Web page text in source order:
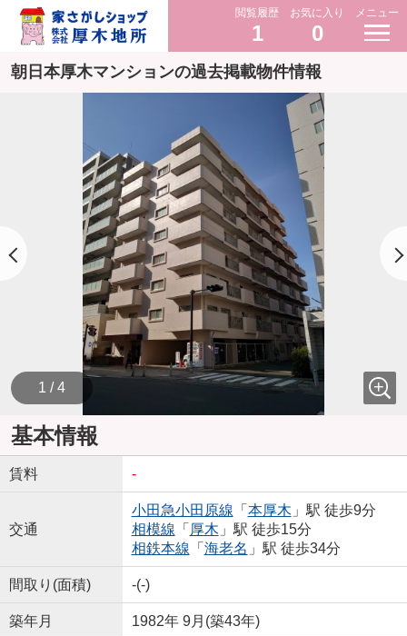
閲覧履歴
1
お気に入り
0
メニュー
朝日本厚木マンションの過去掲載物件情報
1 / 4
基本情報
賃料 -
交通
小田急小田原線 「 本厚木 」駅 徒歩9分
相模線 「 厚木 」駅 徒歩15分
相鉄本線 「 海老名 」駅 徒歩34分
間取り(面積) -(-)
築年月 1982年 9月(築43年)